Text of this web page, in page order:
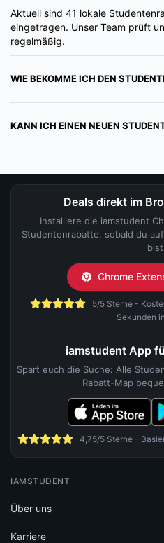
Aktuell sind 41 lokale
eingetragen. Unser Team prüft
regelmäßig.
WIE BEKOMME ICH DEN
KANN ICH EINEN NEUEN
Deals direkt im
Installiere die iamstudent
Studentenrabatte, sobald du
bist.
Chrome
5/5 Sterne -
Sekunden
iamstudent App
Spart euch die Suche: Alle
Rabatt-Map
4,75/5 Sterne -
IAMSTUDENT
Über uns
Karriere